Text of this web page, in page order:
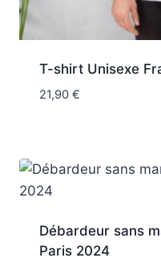
T-shirt Unisexe
21,90 €
Débardeur sans
Paris 2024